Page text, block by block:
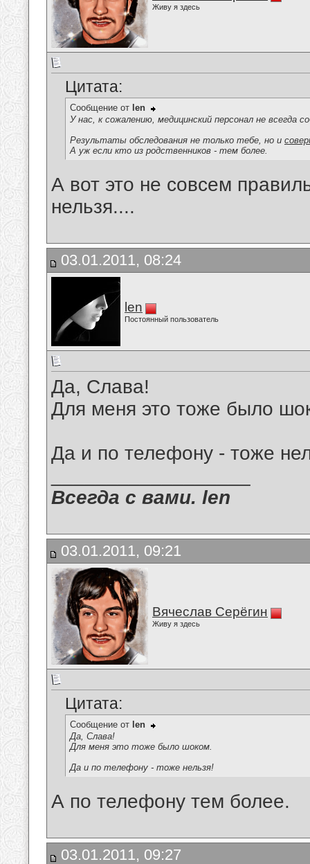
Живу я здесь
Цитата:
Сообщение от len
У нас, к сожалению, медицинский персонал не всегда
Результаты обследования не только тебе, но и
А уж если кто из родственников - тем более.
А вот это не совсем
нельзя....
03.01.2011, 08:24
len
Постоянный пользователь
Да, Слава!
Для меня это тоже было
Да и по телефону - тоже
Всегда с вами. len
03.01.2011, 09:21
Вячеслав Серёгин
Живу я здесь
Цитата:
Сообщение от len
Да, Слава!
Для меня это тоже было шоком.
Да и по телефону - тоже нельзя!
А по телефону тем более.
03.01.2011, 09:27